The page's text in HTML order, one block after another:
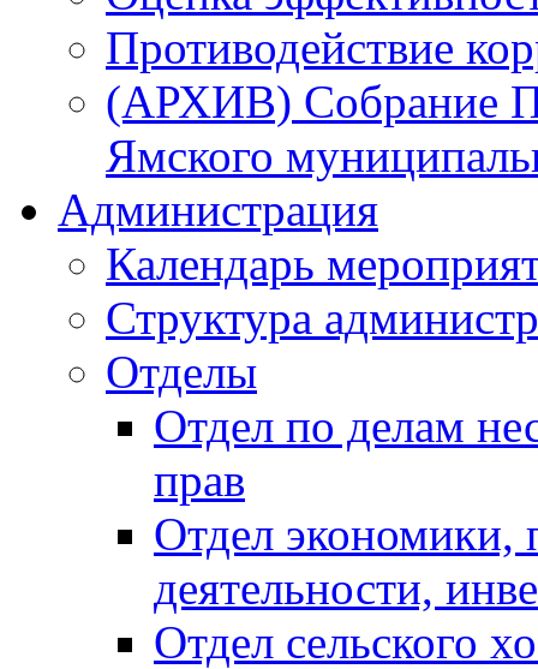
Противодействие
(АРХИВ) Собрание
Ямского
Администрация
Календарь
Структура
Отделы
Отдел по делам
прав
Отдел экономики,
деятельности,
Отдел сельского